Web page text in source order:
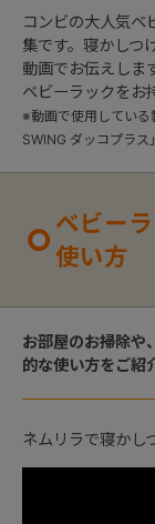
コンビの大人気ベ
集です。寝かしつ
動画でお伝えしま
ベビーラックをお
※動画で使用してい
SWING ダッコプラス
ベビー
使い方
お部屋のお掃除や
的な使い方をご紹
ネムリラで寝かし
+